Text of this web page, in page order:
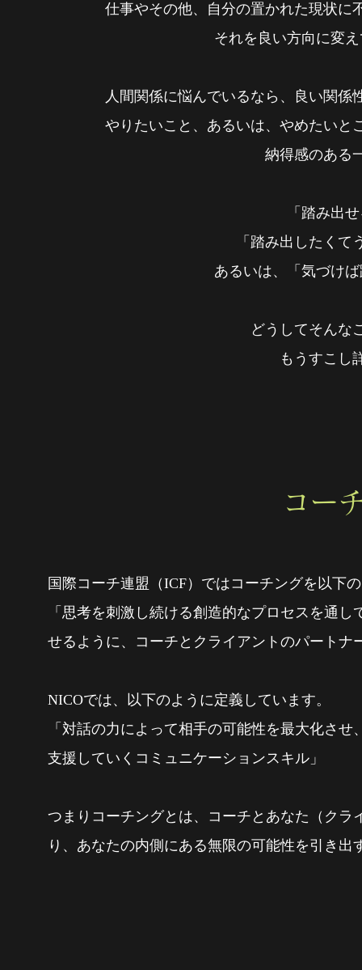
仕事やその他、自分の置かれた現状に
それを良い方向に変
人間関係に悩んでいるなら、良い関
やりたいこと、あるいは、やめたいと
納得感のある
「踏み出
「踏み出したく
あるいは、「気づけ
どうしてそんな
もうすこし
コー
国際コーチ連盟（ICF）ではコーチングを以下
「思考を刺激し続ける創造的なプロセスを通し
せるように、コーチとクライアントのパートナ
NICOでは、以下のように定義しています。
「対話の力によって相手の可能性を最大化さ
支援していくコミュニケーションスキル」
つまりコーチングとは、コーチとあなた（ク
り、あなたの内側にある無限の可能性を引き